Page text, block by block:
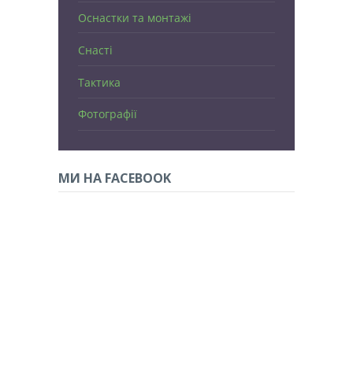
Оснастки та монтажі
Снасті
Тактика
Фотографії
МИ НА FACEBOOK